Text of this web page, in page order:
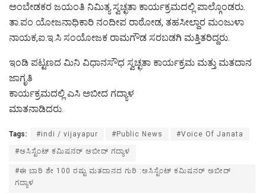
ಅಂಬೇಡಕರ ಜಯಂತಿ ನಿಮಿತ್ಯ ಸ್ವಚ್ಛತಾ ಕಾರ್ಯಕ್ರಮದಲ್ಲಿ ಪಾಲ್ಗೊಂಡರು.
ತಾ.ಪಂ ಯೋಜನಾಧಿಕಾರಿ ನಂದೀಪ ರಾಠೋಡ, ತಹಸೀಲ್ದಾರ ಮಂಜುಳಾ
ನಾಯಕ,ಐ.ಇ.ಸಿ ಸಂಯೋಜಕ ರಾಮಗೌಡ ಸರಬಡಗಿ ಮತ್ತಿತರಿದ್ದರು.
ಇಂಡಿ ಪಟ್ಟಣದ ಮಿನಿ ವಿಧಾನಸೌಧ ಸ್ವಚ್ಛತಾ ಕಾರ್ಯಕ್ರಮ ಮತ್ತು ಮತದಾನ
ಜಾಗೃತಿ
ಕಾರ್ಯಕ್ರಮದಲ್ಲಿ ಎಸಿ ಅಬೀದ ಗದ್ಯಾಳ
ಮಾತನಾಡಿದರು.
Tags: #indi / vijayapur #Public News #Voice Of Janata
#ಅಸಿಸ್ಟೆಂಟ್ ಕಮಿಷನರ್ ಅಬೀದ್ ಗದ್ಯಾಳ
#ಈ ಬಾರಿ ಶೇ 100 ರಷ್ಟು ಮತದಾನದ ಗುರಿ :ಅಸಿಸ್ಟೆಂಟ್ ಕಮಿಷನರ್ ಅಬೀದ್
ಗದ್ಯಾಳ